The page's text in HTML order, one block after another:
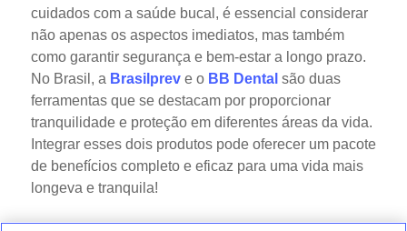
cuidados com a saúde bucal, é essencial considerar
não apenas os aspectos imediatos, mas também
como garantir segurança e bem-estar a longo prazo.
No Brasil, a Brasilpreve o BB Dental são duas
ferramentas que se destacam por proporcionar
tranquilidade e proteção em diferentes áreas da vida.
Integrar esses dois produtos pode oferecer um pacote
de benefícios completo e eficaz para uma vida mais
longeva e tranquila!